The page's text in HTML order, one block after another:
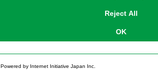
Reject All
OK
Powered by Internet Initiative Japan Inc.